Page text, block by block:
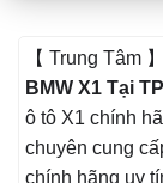
【 Trung Tâm
BMW X1 Tại
ô tô X1 chính
chuyên cung
chính hãng uy